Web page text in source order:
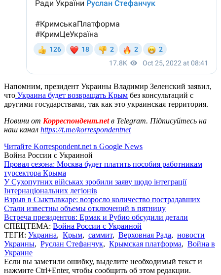
Напомним, президент Украины Владимир Зеленский заявил,
что Украина будет возвращать Крым без консультаций с
другими государствами, так как это украинская территория.
Новини от Корреспондент.netв Telegram. Підписуйтесь на
наш канал https://t.me/korrespondentnet
Читайте Korrespondent.net в Google News
Война России с Украиной
Провал сезона: Москва будет платить пособия работникам
турсектора Крыма
У Сухопутних військах зробили заяву щодо інтеграції
Інтернаціональних легіонів
Взрыв в Сыктывкаре: возросло количество пострадавших
Стали известны объемы отключений в пятницу
Встреча президентов: Ермак и Рубио обсудили детали
СПЕЦТЕМА: Война России с Украиной
ТЕГИ: Украина, Крым, саммит, Верховная Рада, новости
Украины, Руслан Стефанчук, Крымская платформа, Война в
Украине
Если вы заметили ошибку, выделите необходимый текст и
нажмите Ctrl+Enter, чтобы сообщить об этом редакции.